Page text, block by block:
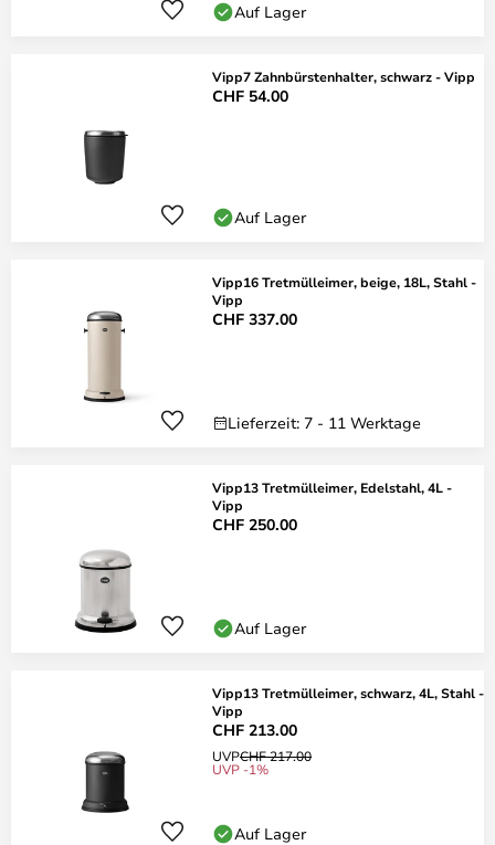
Auf Lager
Vipp7 Zahnbürstenhalter, schwarz - Vipp
CHF 54.00
Auf Lager
Vipp16 Tretmülleimer, beige, 18L, Stahl -
Vipp
CHF 337.00
Lieferzeit: 7 - 11 Werktage
Vipp13 Tretmülleimer, Edelstahl, 4L -
Vipp
CHF 250.00
Auf Lager
Vipp13 Tretmülleimer, schwarz, 4L, Stahl -
Vipp
CHF 213.00
UVPCHF 217.00
UVP -1%
Auf Lager